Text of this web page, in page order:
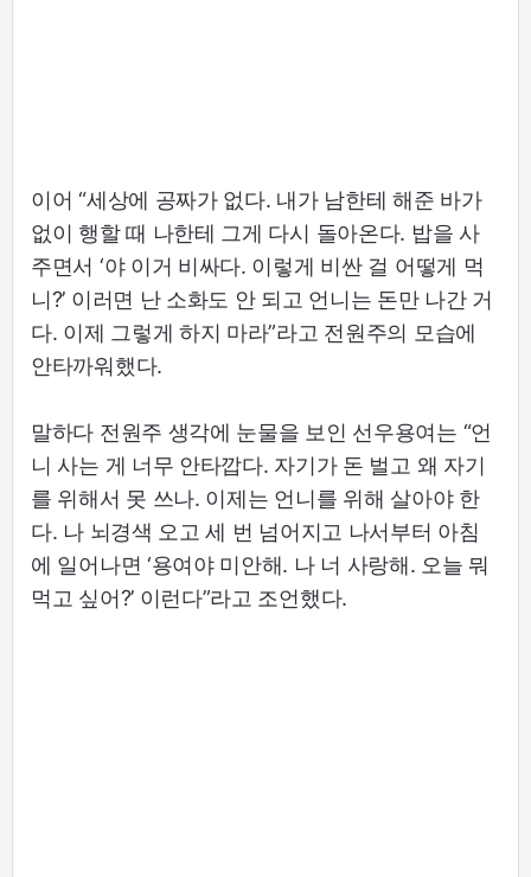
이어 “세상에 공짜가 없다. 내가 남한테 해준 바가
없이 행할 때 나한테 그게 다시 돌아온다. 밥을 사
주면서 ‘야 이거 비싸다. 이렇게 비싼 걸 어떻게 먹
니?’ 이러면 난 소화도 안 되고 언니는 돈만 나간 거
다. 이제 그렇게 하지 마라”라고 전원주의 모습에
안타까워했다.
말하다 전원주 생각에 눈물을 보인 선우용여는 “언
니 사는 게 너무 안타깝다. 자기가 돈 벌고 왜 자기
를 위해서 못 쓰나. 이제는 언니를 위해 살아야 한
다. 나 뇌경색 오고 세 번 넘어지고 나서부터 아침
에 일어나면 ‘용여야 미안해. 나 너 사랑해. 오늘 뭐
먹고 싶어?’ 이런다”라고 조언했다.